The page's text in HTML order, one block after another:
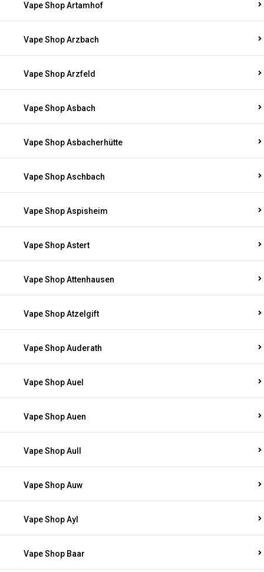
Vape Shop Artamhof
Vape Shop Arzbach
Vape Shop Arzfeld
Vape Shop Asbach
Vape Shop Asbacherhütte
Vape Shop Aschbach
Vape Shop Aspisheim
Vape Shop Astert
Vape Shop Attenhausen
Vape Shop Atzelgift
Vape Shop Auderath
Vape Shop Auel
Vape Shop Auen
Vape Shop Aull
Vape Shop Auw
Vape Shop Ayl
Vape Shop Baar